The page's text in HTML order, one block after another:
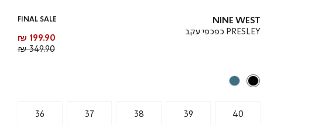
NINE WEST
PRESLEY כפכפי עקב
FINAL SALE
מחיר
מוצר
199.90 ₪
מחיר
349.90 ₪
36 37 38 39 40